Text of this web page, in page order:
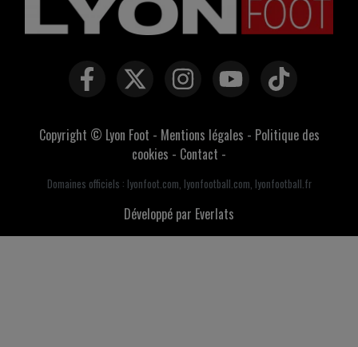
Copyright © Lyon Foot - Mentions légales - Politique des
cookies - Contact -
Domaines officiels : lyonfoot.com, lyonfootball.com, lyonfootball.fr
Développé par Everlats